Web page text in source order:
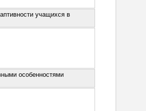
учащихся в
особенностями